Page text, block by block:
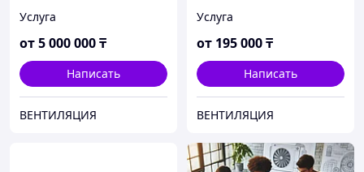
Услуга
от5 000 000₸
Написать
ВЕНТИЛЯЦИЯ
Услуга
от 195 000₸
Написать
ВЕНТИЛЯЦИЯ